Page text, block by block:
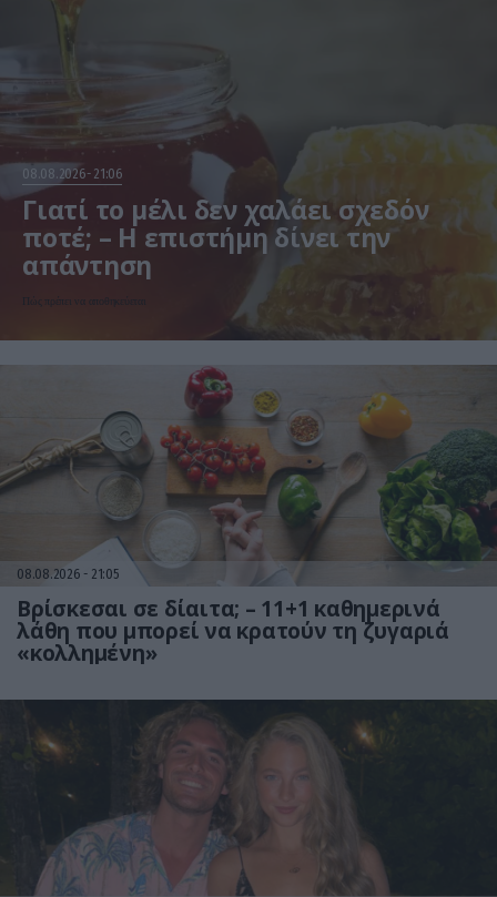
08.08.2026 21:06
Γιατί το μέλι δεν χαλάει σχεδόν
ποτέ; – Η επιστήμη δίνει την
απάντηση
Πώς πρέπει να αποθηκεύεται
08.08.2026 21:05
Βρίσκεσαι σε δίαιτα; – 11+1 καθημερινά
λάθη που μπορεί να κρατούν τη ζυγαριά
«κολλημένη»